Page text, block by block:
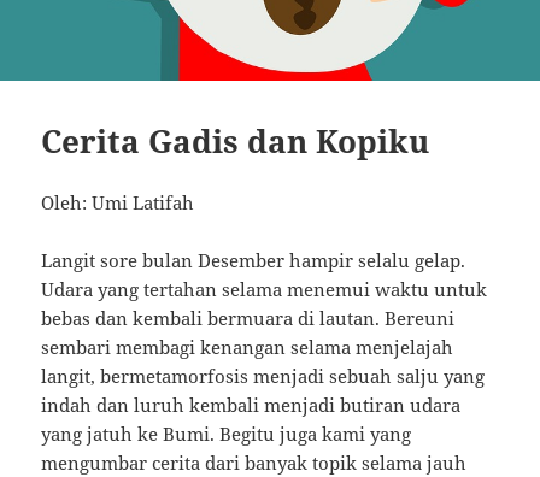
Cerita Gadis dan Kopiku
Oleh: Umi Latifah
Langit sore bulan Desember hampir selalu gelap.
Udara yang tertahan selama menemui waktu untuk
bebas dan kembali bermuara di lautan.Bereuni
sembari membagi kenangan selama menjelajah
langit, bermetamorfosis menjadi sebuah salju yang
indah dan luruh kembali menjadi butiran udara
yang jatuh ke Bumi.Begitu juga kami yang
mengumbar cerita dari banyak topik selama jauh